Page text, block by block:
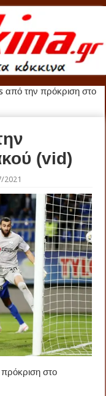
την πρόκριση στο
(vid)
2021
στο